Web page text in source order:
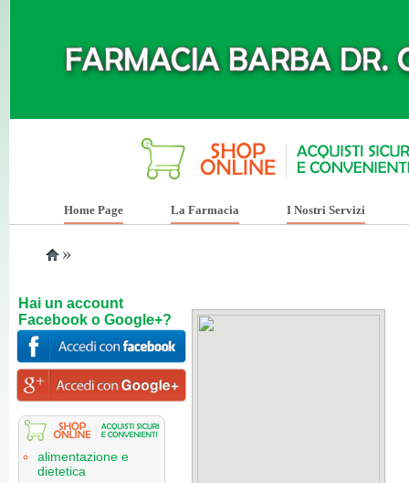
Hai un account
Facebook o Google+?
alimentazione e
dietetica
Home Page La Farmacia I Nostri Servizi
»